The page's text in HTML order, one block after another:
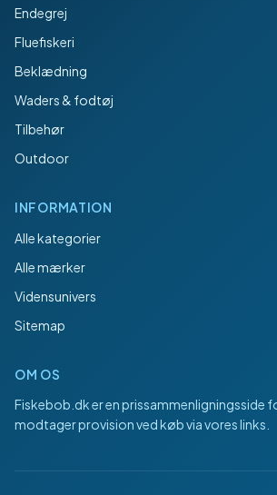
Endegrej
Fluefiskeri
Beklædning
Waders & fodtøj
Tilbehør
Outdoor
INFORMATION
Alle kategorier
Alle mærker
Vidensunivers
Sitemap
OM OS
Fiskebob.dker en prissammenligningsside
modtager provision ved køb via vores links.